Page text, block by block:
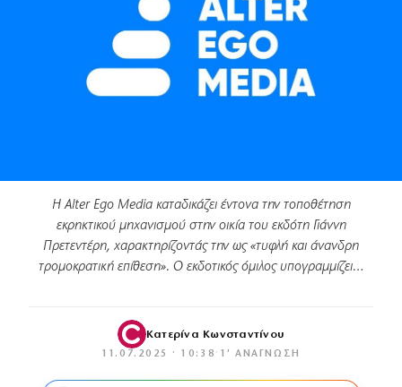
Η Alter Ego Media καταδικάζει έντονα την τοποθέτηση
εκρηκτικού μηχανισμού στην οικία του εκδότη Γιάννη
Πρετεντέρη, χαρακτηρίζοντάς την ως «τυφλή και άνανδρη
τρομοκρατική επίθεση». Ο εκδοτικός όμιλος υπογραμμίζει…
Κατερίνα Κωνσταντίνου
11.07.2025 · 10:38 · 1′ ΑΝΆΓΝΩΣΗ